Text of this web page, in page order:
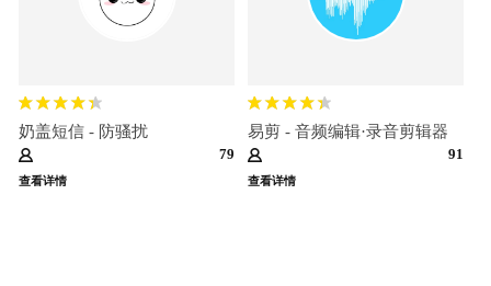
奶盖短信 - 防骚扰
79
查看详情
易剪 - 音频编辑·录音剪辑器
91
查看详情